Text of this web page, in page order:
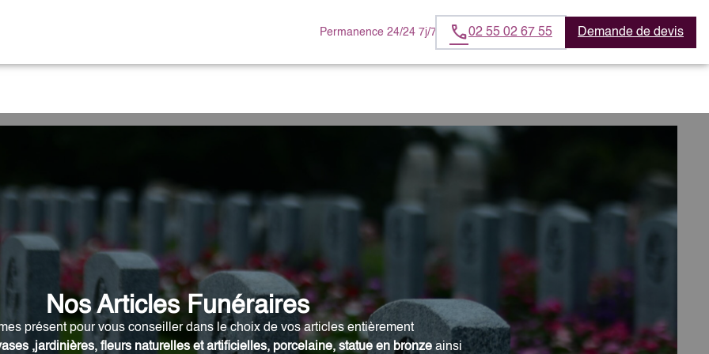
Permanence 24/24 7j/7 02 55 02 67 55 Demande de devis
Nos Articles Funéraires
présent pour vous conseiller dans le choix de vos articles entièrement
,jardinières, fleurs naturelles et artificielles, porcelaine, statue en bronze ainsi